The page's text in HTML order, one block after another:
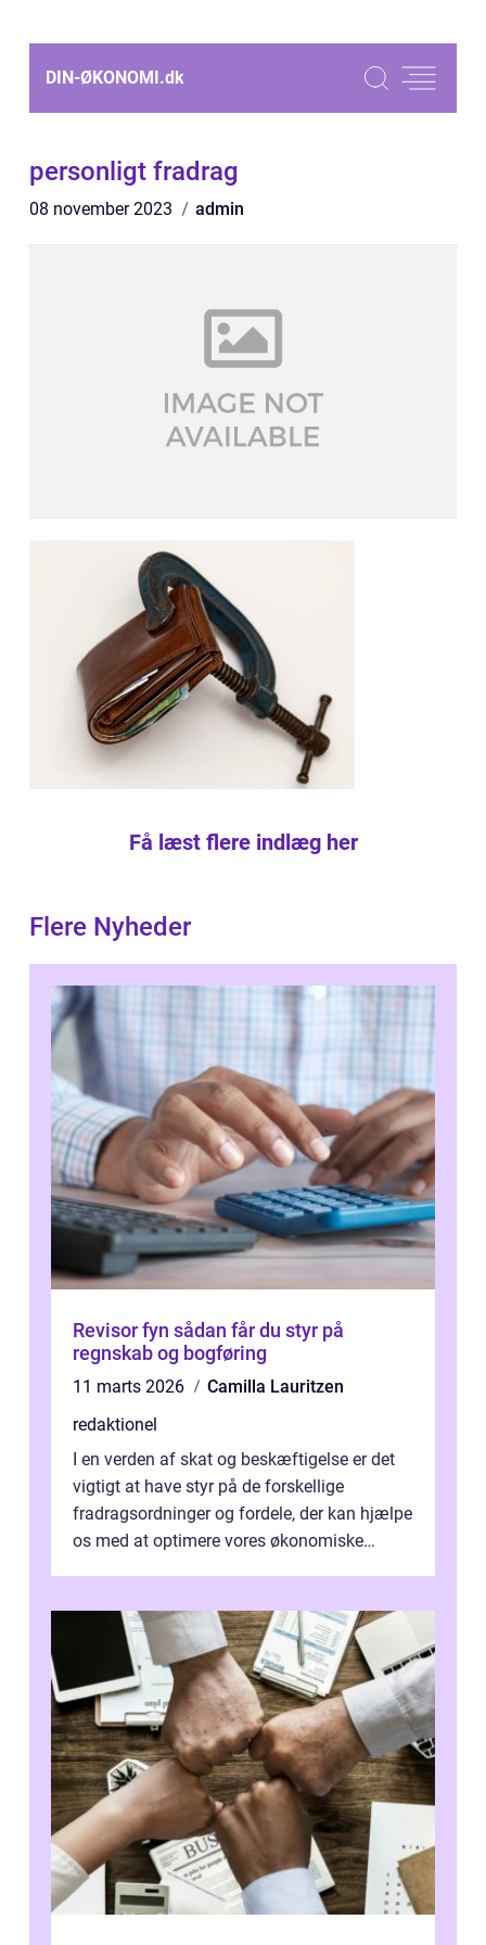
DIN-ØKONOMI.dk
personligt fradrag
08 november 2023 admin
Få læst flere indlæg her
Flere Nyheder
Revisor fyn sådan får du styr på
regnskab og bogføring
11 marts 2026
Camilla Lauritzen
redaktionel
I en verden af skat og beskæftigelse er det
vigtigt at have styr på de forskellige
fradragsordninger og fordele, der kan hjælpe
os med at optimere vores økonomiske